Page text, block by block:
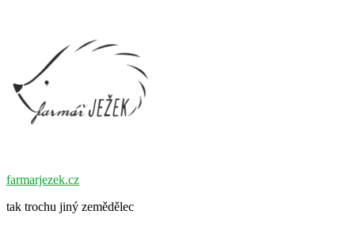
farmarjezek.cz
tak trochu jiný zemědělec